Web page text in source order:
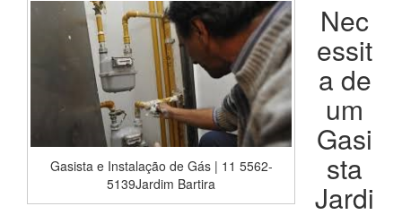
Gasista e Instalação de Gás | 11 5562-
5139Jardim Bartira
Nec
essit
a de
um
Gasi
sta
Jardi